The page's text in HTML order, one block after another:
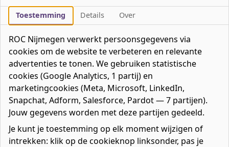
Werken & Leren
Mavo / havo / vwo
Contact
Over ons
Bedrijven
Favorieten0favorieten
Mijn ROC
Zoeken
Toestemming Details Over
ROC Nijmegen verwerkt persoonsgegevens via
cookies om de website te verbeteren en relevante
advertenties te tonen. We gebruiken statistische
cookies (Google Analytics, 1 partij) en
marketingcookies (Meta, Microsoft, LinkedIn,
Snapchat, Adform, Salesforce, Pardot — 7 partijen).
Jouw gegevens worden met deze partijen gedeeld.
Je kunt je toestemming op elk moment wijzigen of
intrekken: klik op de cookieknop linksonder, pas je